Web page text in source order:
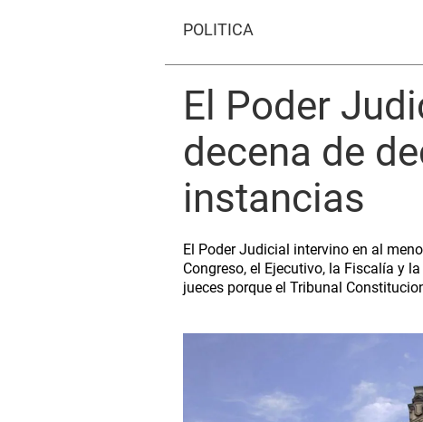
POLÍTICA
El Poder
decena de
instancias
El Poder Judicial intervino en al
Congreso, el Ejecutivo, la Fiscalía y
jueces porque el Tribunal